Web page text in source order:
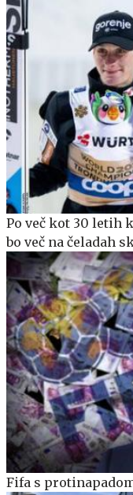
Po več kot 30 letih
bo več na čeladah
Fifa s